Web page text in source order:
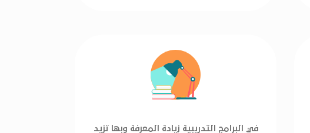
في البرامج التدريبية زيادة المعرفة وبها تزيد